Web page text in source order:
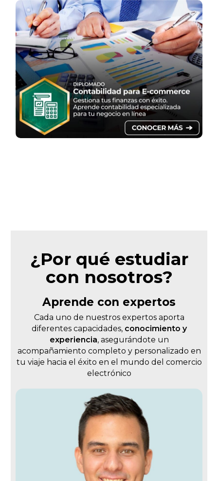
¿Por qué estudiar
con nosotros?
Aprende con expertos
Cada uno de nuestros expertos aporta
diferentes capacidades, conocimiento y
experiencia, asegurándote un
acompañamiento completo y personalizado en
tu viaje hacia el éxito en el mundo del comercio
electrónico